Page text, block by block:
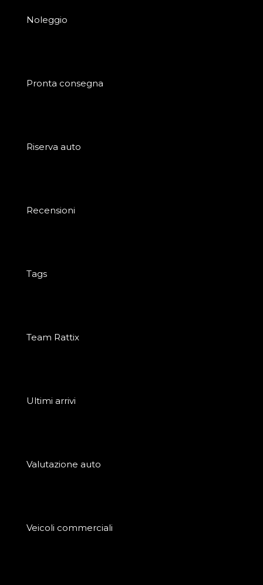
Noleggio
Pronta consegna
Riserva auto
Recensioni
Tags
Team Rattix
Ultimi arrivi
Valutazione auto
Veicoli commerciali